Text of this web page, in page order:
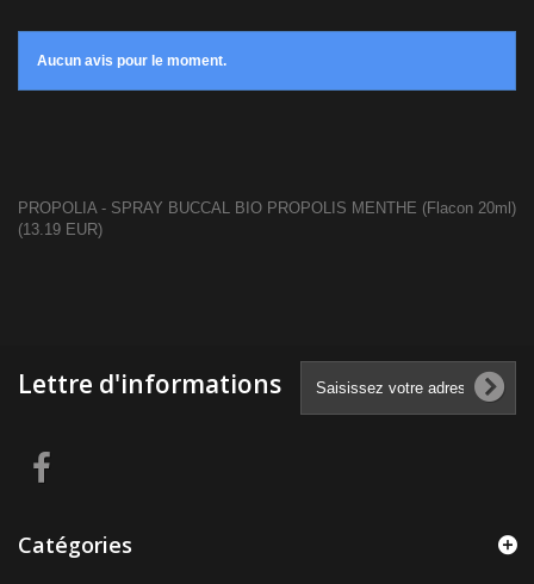
Aucun avis pour le moment.
PROPOLIA - SPRAY BUCCAL BIO PROPOLIS MENTHE (Flacon 20ml)
(13.19 EUR)
Lettre d'informations
Catégories